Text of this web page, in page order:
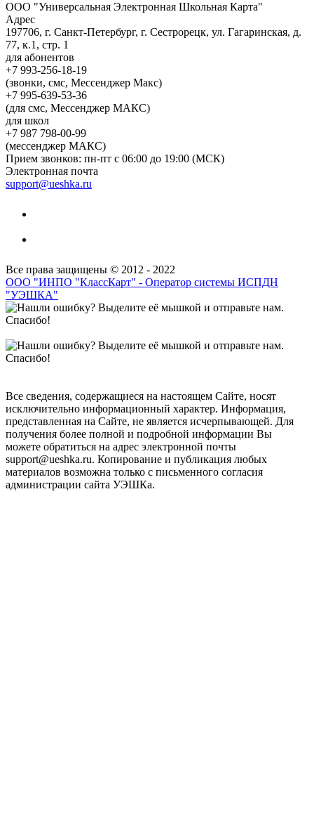
ООО "Универсальная Электронная Школьная Карта"
Адрес
197706, г. Санкт-Петербург, г. Сестрорецк, ул. Гагаринская, д.
77, к.1, стр. 1
для абонентов
+7 993-256-18-19
(звонки, смс, Мессенджер Макс)
+7 995-639-53-36
(для смс, Мессенджер МАКС)
для школ
+7 987 798-00-99
(мессенджер МАКС)
Прием звонков: пн-пт с 06:00 до 19:00 (МСК)
Электронная почта
support@ueshka.ru
Все права защищены © 2012 - 2022
ООО "ИНПО "КлассКарт" - Оператор системы ИСПДН
"УЭШКА"
Все сведения, содержащиеся на настоящем Сайте, носят
исключительно информационный характер. Информация,
представленная на Сайте, не является исчерпывающей. Для
получения более полной и подробной информации Вы
можете обратиться на адрес электронной почты
support@ueshka.ru. Копирование и публикация любых
материалов возможна только с письменного согласия
администрации сайта УЭШКа.